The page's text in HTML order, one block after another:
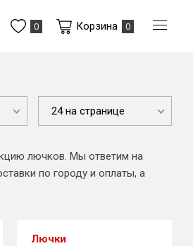
0 Корзина 0
24 на странице
лючков. Мы ответим на
по городу и оплаты, а
Лючки